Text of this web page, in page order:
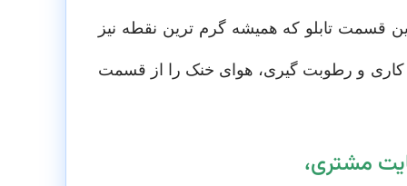
قسمت تابلو که همیشه گرم ترین نقطه نیز
و رطوبت گیری، هوای خنک را از قسمت
مشتری،